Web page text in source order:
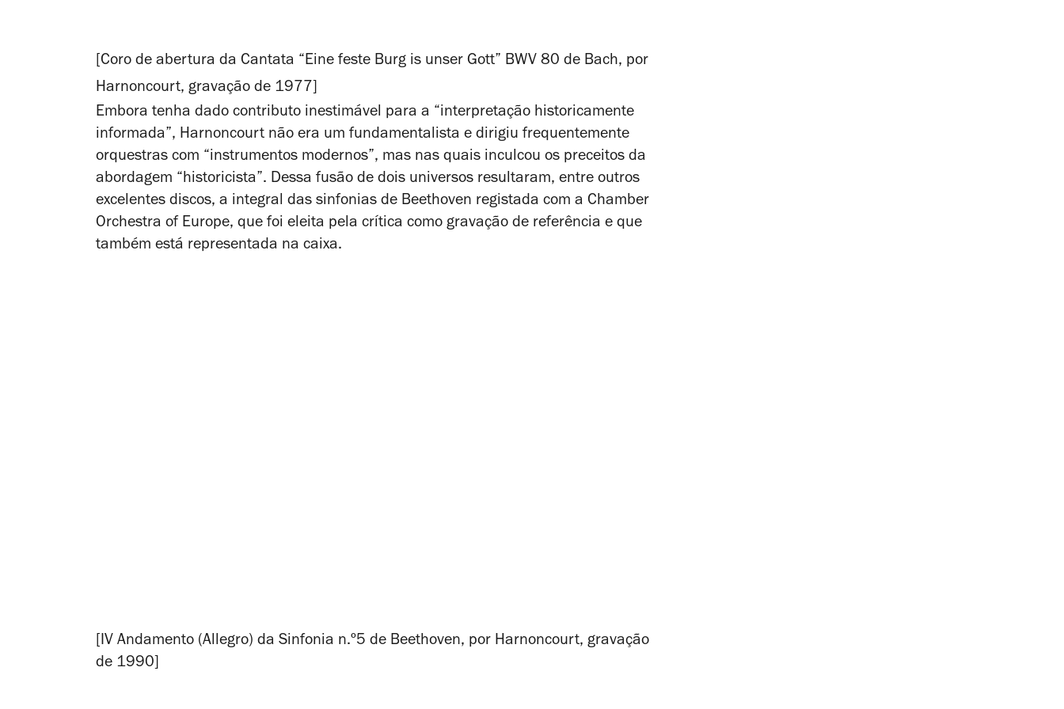
[Coro de abertura da Cantata “Eine feste Burg is unser Gott” BWV 80 de Bach, por
Harnoncourt, gravação de 1977]
Embora tenha dado contributo inestimável para a “interpretação historicamente
informada”, Harnoncourt não era um fundamentalista e dirigiu frequentemente
orquestras com “instrumentos modernos”, mas nas quais inculcou os preceitos da
abordagem “historicista”. Dessa fusão de dois universos resultaram, entre outros
excelentes discos, a integral das sinfonias de Beethoven registada com a Chamber
Orchestra of Europe, que foi eleita pela crítica como gravação de referência e que
também está representada na caixa.
[IV Andamento (Allegro) da Sinfonia n.º5 de Beethoven, por Harnoncourt, gravação
de 1990]